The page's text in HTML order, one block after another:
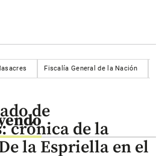
Fiscalía General de la Nación
de
crónica de la
la Espriella en el